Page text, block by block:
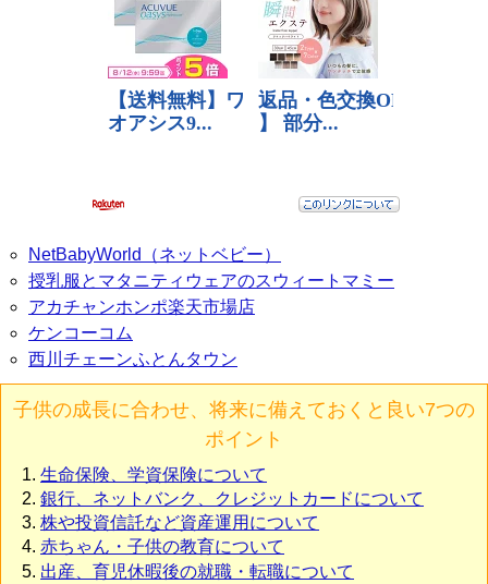
NetBabyWorld（ネットベビー）
授乳服とマタニティウェアのスウィートマミー
アカチャンホンポ楽天市場店
ケンコーコム
西川チェーンふとんタウン
子供の成長に合わせ、将来に備えておくと良い7つの
ポイント
生命保険、学資保険について
銀行、ネットバンク、クレジットカードについて
株や投資信託など資産運用について
赤ちゃん・子供の教育について
出産、育児休暇後の就職・転職について